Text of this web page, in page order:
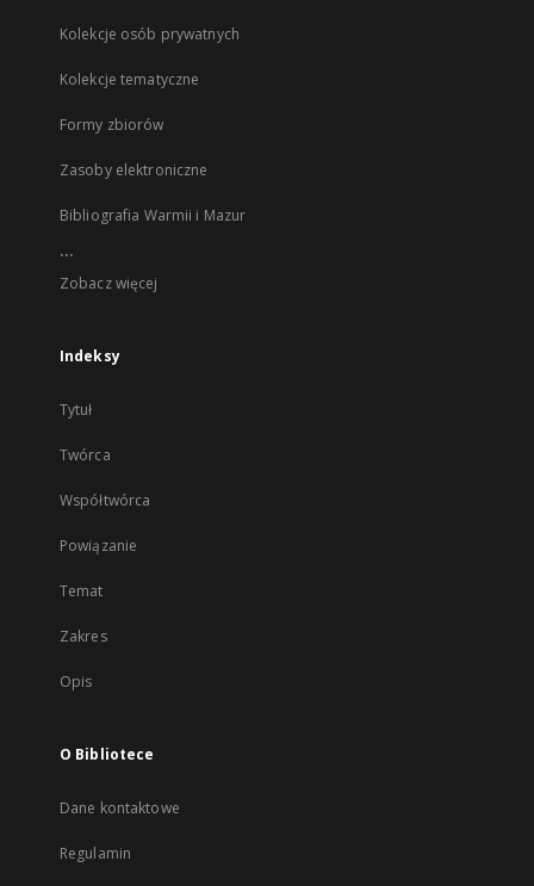
Kolekcje osób prywatnych
Kolekcje tematyczne
Formy zbiorów
Zasoby elektroniczne
Bibliografia Warmii i Mazur
...
Zobacz więcej
Indeksy
Tytuł
Twórca
Współtwórca
Powiązanie
Temat
Zakres
Opis
O Bibliotece
Dane kontaktowe
Regulamin